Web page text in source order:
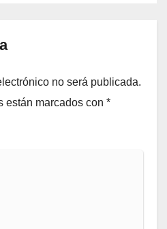
no será publicada.
están marcados con *